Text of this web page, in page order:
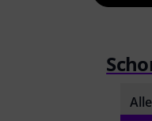
Alle